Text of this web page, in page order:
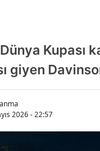
Kupası
giyen
2026 - 22:57